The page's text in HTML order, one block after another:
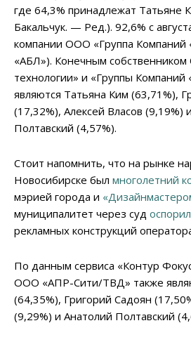
где 64,3% принадлежат Татьяне
Бакальчук. — Ред.). 92,6% с
компании ООО «Группа Компаний
«АБЛ»). Конечным
технологии» и «Группы Компаний
являются Татьяна Ким (63,71%),
(17,32%), Алексей Власов (9,19%)
Полтавский (4,57%).
Стоит напомнить, что на рынке
Новосибирске был многолетний
мэрией города и
муниципалитет через суд
рекламных конструкций
По данным сервиса «Контур
ООО «АПР-Сити/ТВД» также
(64,35%), Григорий Садоян
(9,29%) и Анатолий Полтавский